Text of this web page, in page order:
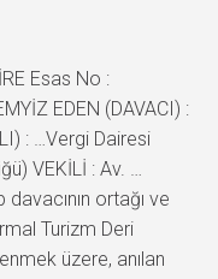
Esas No :
EDEN (DAVACI) :
: …Vergi Dairesi
VEKİLİ : Av. …
ortağı ve
Turizm Deri
üzere, anılan